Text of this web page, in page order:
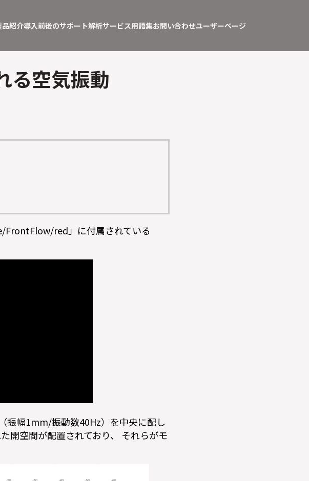
品紹介導入前後のサポート解析サービス用語集お問い合わせユーザーページ
る空気振動
FrontFlow/red」に付属されている
振幅1mm/振動数40Hz）を中央に配し
開空間が配置されており、 それらがモ